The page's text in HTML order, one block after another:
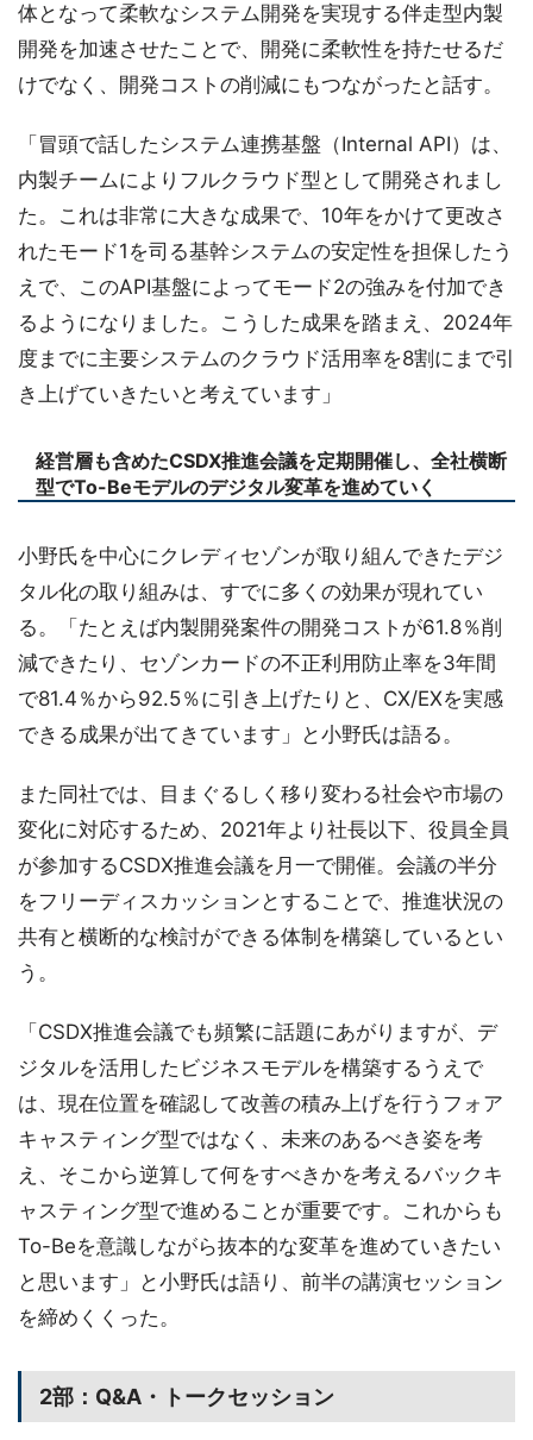
体となって柔軟なシステム開発を実現する伴走型内製
開発を加速させたことで、開発に柔軟性を持たせるだ
けでなく、開発コストの削減にもつながったと話す。
「冒頭で話したシステム連携基盤（Internal API）は、
内製チームによりフルクラウド型として開発されまし
た。これは非常に大きな成果で、10年をかけて更改さ
れたモード1を司る基幹システムの安定性を担保したう
えで、このAPI基盤によってモード2の強みを付加でき
るようになりました。こうした成果を踏まえ、2024年
度までに主要システムのクラウド活用率を8割にまで引
き上げていきたいと考えています」
経営層も含めたCSDX推進会議を定期開催し、全社横断
型でTo-Beモデルのデジタル変革を進めていく
小野氏を中心にクレディセゾンが取り組んできたデジ
タル化の取り組みは、すでに多くの効果が現れてい
る。「たとえば内製開発案件の開発コストが61.8％削
減できたり、セゾンカードの不正利用防止率を3年間
で81.4％から92.5％に引き上げたりと、CX/EXを実感
できる成果が出てきています」と小野氏は語る。
また同社では、目まぐるしく移り変わる社会や市場の
変化に対応するため、2021年より社長以下、役員全員
が参加するCSDX推進会議を月一で開催。会議の半分
をフリーディスカッションとすることで、推進状況の
共有と横断的な検討ができる体制を構築しているとい
う。
「CSDX推進会議でも頻繁に話題にあがりますが、デ
ジタルを活用したビジネスモデルを構築するうえで
は、現在位置を確認して改善の積み上げを行うフォア
キャスティング型ではなく、未来のあるべき姿を考
え、そこから逆算して何をすべきかを考えるバックキ
ャスティング型で進めることが重要です。これからも
To-Beを意識しながら抜本的な変革を進めていきたい
と思います」と小野氏は語り、前半の講演セッション
を締めくくった。
2部：Q&A・トークセッション